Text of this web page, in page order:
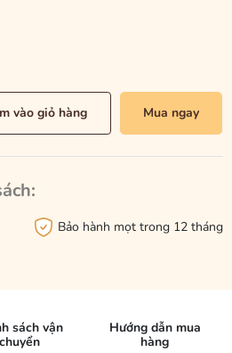
vào giỏ hàng Mua ngay
Bảo hành mọt trong 12 tháng
sách vận
chuyển
Hướng dẫn mua
hàng